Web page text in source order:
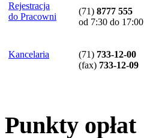
Rejestracja
do Pracowni
(71) 8777 555
od 7:30 do 17:00
Kancelaria (71) 733-12-00
(fax) 733-12-09
Punkty opłat